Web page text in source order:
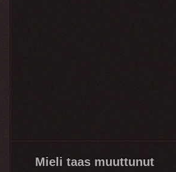
Mieli taas muuttunut